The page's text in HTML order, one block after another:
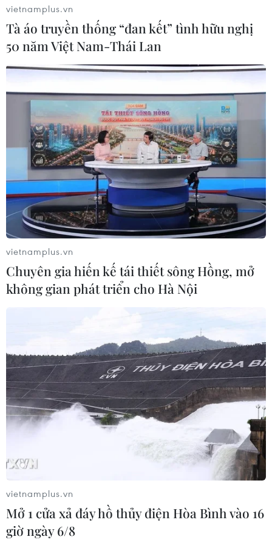
TIN CÙNG CHUYÊN MỤC
Hàn Quốc xác nhận Triều Tiên
phóng ít nhất 1 tên lửa đạn đạo tầm
ngắn
06/08/2026 09:41
vietnamplus.vn
Tà áo truyền thống “đan kết” tình hữu nghị
50 năm Việt Nam-Thái Lan
vietnamplus.vn
Chuyên gia hiến kế tái thiết sông Hồng, mở
không gian phát triển cho Hà Nội
vietnamplus.vn
Mở 1 cửa xả đáy hồ thủy điện Hòa Bình vào 16
giờ ngày 6/8